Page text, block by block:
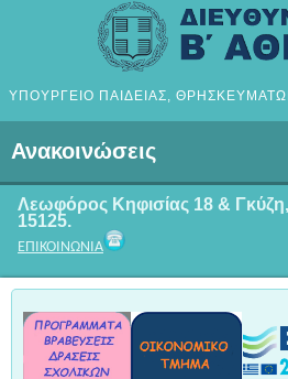
ΥΠΟΥΡΓΕΙΟ ΠΑΙΔΕΙΑΣ,
Ανακοινώσεις
Λεωφόρος Κηφισίας 18 &
15125.
ΕΠΙΚΟΙΝΩΝΙΑ